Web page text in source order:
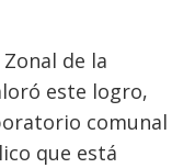
de la
este logro,
comunal
que está